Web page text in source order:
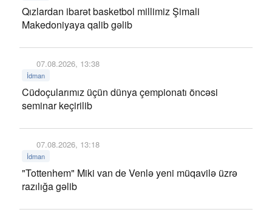
Qızlardan ibarət basketbol millimiz Şimali
Makedoniyaya qalib gəlib
07.08.2026, 13:38
İdman
Cüdoçularımız üçün dünya çempionatı öncəsi
seminar keçirilib
07.08.2026, 13:18
İdman
"Tottenhem" Miki van de Venlə yeni müqavilə üzrə
razılığa gəlib